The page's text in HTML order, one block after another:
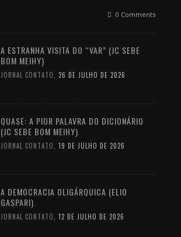
0 Comments
A ESTRANHA VISITA DO “VAR” (JC SEBE
BOM MEIHY)
JORNAL CONTATO 26 DE JULHO DE 2026
QUASE: A PIOR PALAVRA DO DICIONÁRIO
(JC SEBE BOM MEIHY)
JORNAL CONTATO 19 DE JULHO DE 2026
A DEMOCRACIA OLIGÁRQUICA (ELIO
GASPARI)
JORNAL CONTATO 12 DE JULHO DE 2026